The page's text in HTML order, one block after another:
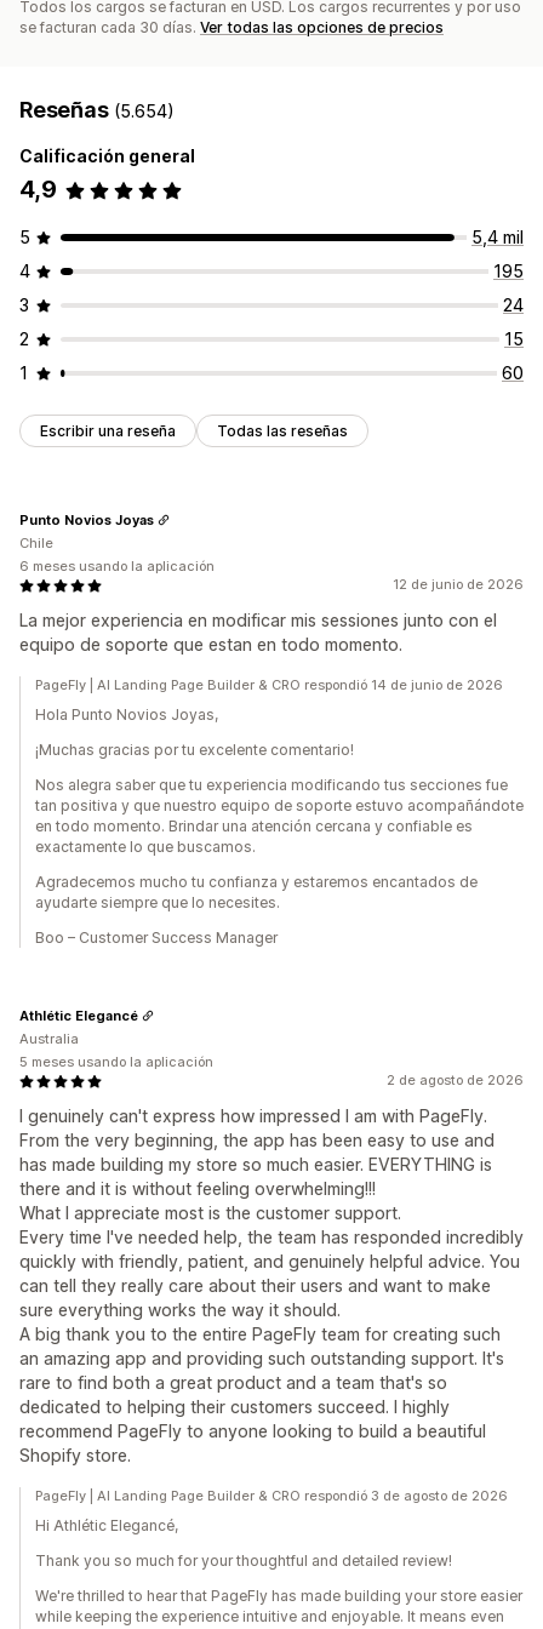
Seguimiento Registros de actividad
Todos los cargos se facturan en USD. Los cargos recurrentes y por uso
se facturan cada 30 días. Ver todas las opciones de precios
Reseñas (5.654)
Calificación general
4,9
5
5,4 mil
4
195
3
24
2
15
1
60
Escribir una reseña Todas las reseñas
12 de junio de 2026
La mejor experiencia en modificar mis sessiones junto con el
equipo de soporte que estan en todo momento.
Punto Novios Joyas
Chile
6 meses usando la aplicación
PageFly | AI Landing Page Builder & CRO respondió 14 de junio de 2026
Hola Punto Novios Joyas,
¡Muchas gracias por tu excelente comentario!
Nos alegra saber que tu experiencia modificando tus secciones fue
tan positiva y que nuestro equipo de soporte estuvo acompañándote
en todo momento. Brindar una atención cercana y confiable es
exactamente lo que buscamos.
Agradecemos mucho tu confianza y estaremos encantados de
ayudarte siempre que lo necesites.
Boo – Customer Success Manager
2 de agosto de 2026
I genuinely can't express how impressed I am with PageFly.
From the very beginning, the app has been easy to use and
has made building my store so much easier. EVERYTHING is
there and it is without feeling overwhelming!!!
What I appreciate most is the customer support.
Every time I've needed help, the team has responded incredibly
quickly with friendly, patient, and genuinely helpful advice. You
can tell they really care about their users and want to make
sure everything works the way it should.
A big thank you to the entire PageFly team for creating such
an amazing app and providing such outstanding support. It's
rare to find both a great product and a team that's so
dedicated to helping their customers succeed. I highly
recommend PageFly to anyone looking to build a beautiful
Shopify store.
Athlétic Elegancé
Australia
5 meses usando la aplicación
PageFly | AI Landing Page Builder & CRO respondió 3 de agosto de 2026
Hi Athlétic Elegancé,
Thank you so much for your thoughtful and detailed review!
We're thrilled to hear that PageFly has made building your store easier
while keeping the experience intuitive and enjoyable. It means even